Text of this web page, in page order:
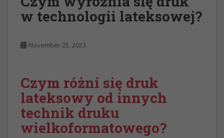
w technologii lateksowej?
November 25, 2023
Czym różni się druk
lateksowy od innych
technik druku
wielkoformatowego?